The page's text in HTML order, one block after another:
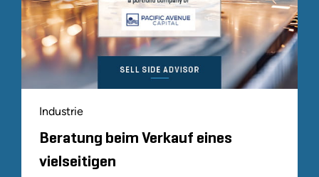
Industrie
Beratung beim Verkauf eines
vielseitigen